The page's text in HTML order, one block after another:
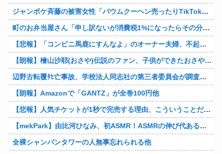
ジャンポケ斉藤の被害女性「バウムクーヘン売ったりTikTokライブしててムカついたから示談しなかった」
町のお弁当屋さん「申し訳ないが消費税1%になったらその分商品代を値上げするわ」 「うちも！」
【悲報】「コンビニ馬鹿にすんなよ」のオーナー夫婦、不起訴ｗｗｗｗｗｗｗｗ
【朗報】檜山沙耶(おさや)伝説のファン、子供ができたおさやへの正直な気持ちを語るｗ
辺野古転覆ﾀﾋ亡事故、学校法人同志社の第三者委員会が調査報告書を公表 … 安全配慮義務違反や安全管理に関する検証を妨げた組織風土の存在を指摘
【朗報】Amazonで「GANTZ」が全巻100円他
【悲報】人気チケットが1秒で完売する理由、こういうことだったｗｗｗｗ他
【mekPark】由比河ひなみ、初ASMR！ASMRの伸び代あるよ他
全裸シャンパンタワーの人無事忘れられる他